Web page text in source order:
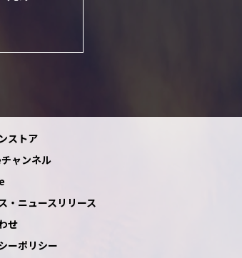
ストア
ャンネル
・ニュースリリース
せ
ーポリシー